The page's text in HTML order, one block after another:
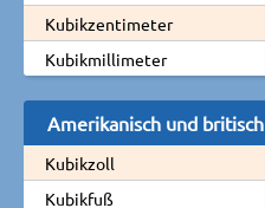
Kubikzentimeter
Kubikmillimeter
Amerikanisch und britisch
Kubikzoll
Kubikfuß